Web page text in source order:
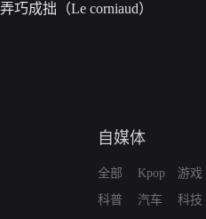
弄巧成拙（Le corniaud）
自媒体
全部
科普
Kpop
汽车
游戏
科技